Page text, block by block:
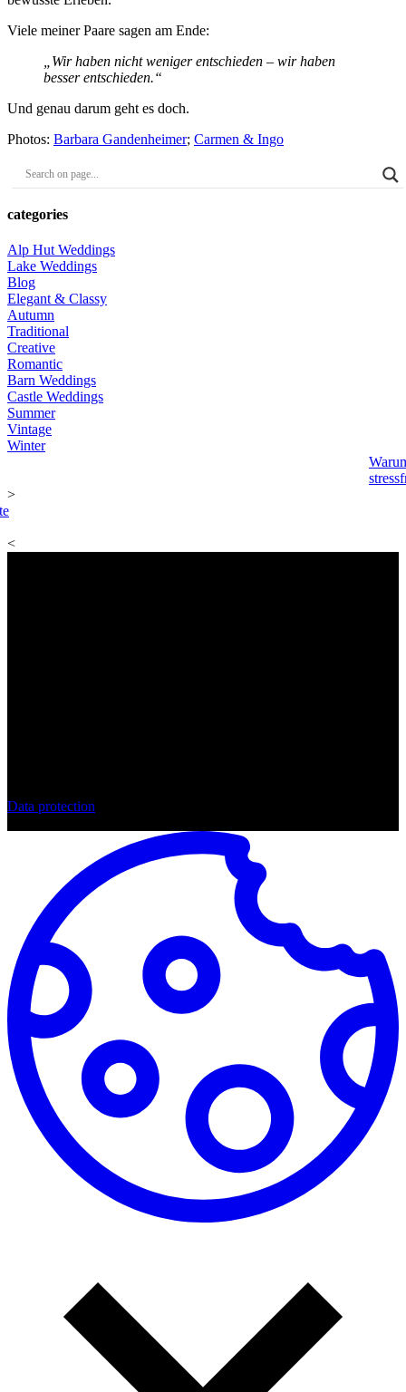
Viele meiner Paare sagen am Ende:
„Wir haben nicht weniger entschieden – wir haben
besser entschieden.“
Und genau darum geht es doch.
Photos: Barbara Gandenheimer; Carmen & Ingo
categories
Alp Hut Weddings
Lake Weddings
Blog
Elegant & Classy
Autumn
Traditional
Creative
Romantic
Barn Weddings
Castle Weddings
Summer
Vintage
Winter
>
<
Data protection